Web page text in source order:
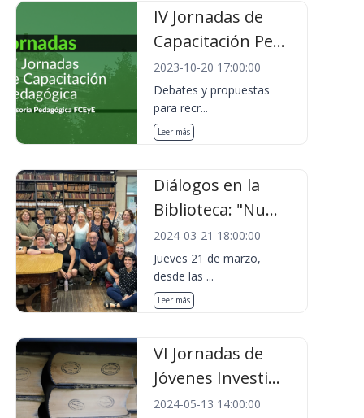
IV Jornadas de
Capacitación Pe...
2023-10-20 17:00:00
Debates y propuestas
para recr...
Leer más
Diálogos en la
Biblioteca: "Nu...
2024-03-21 18:00:00
Jueves 21 de marzo,
desde las ...
Leer más
VI Jornadas de
Jóvenes Investi...
2024-05-13 14:00:00